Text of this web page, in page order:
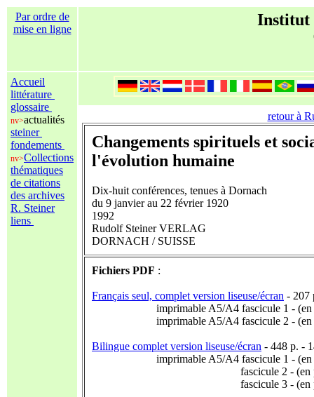
Par ordre de
mise en ligne
Institut
Accueil
littérature
glossaire
nv>actualités
steiner
fondements
nv>Collections
thématiques
de citations
des archives
R. Steiner
liens
retour à
Changements spirituels et
l'évolution humaine
Dix-huit conférences, tenues à Dornach
du 9 janvier au 22 février 1920
1992
Rudolf Steiner VERLAG
DORNACH / SUISSE
Fichiers PDF :
Français seul, complet version liseuse/écran - 207
imprimable A5/A4 fascicule 1 - (en
imprimable A5/A4 fascicule 2 - (en
Bilingue complet version liseuse/écran - 448 p. -
imprimable A5/A4 fascicule 1 - (en
fascicule 2 - (en
fascicule 3 - (en